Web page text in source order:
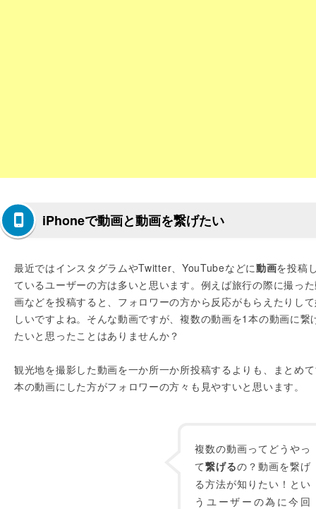
iPhoneで動画と動画を繋げたい
最近ではインスタグラムやTwitter、YouTubeなどに動画を投稿
ているユーザーの方は多いと思います。例えば旅行の際に撮っ
画などを投稿すると、フォロワーの方から反応がもらえたりし
しいですよね。そんな動画ですが、複数の動画を1本の動画に繋
たいと思ったことはありませんか？
観光地を撮影した動画を一か所一か所投稿するよりも、まとめ
本の動画にした方がフォロワーの方々も見やすいと思います。
複数の動画ってどうやっ
て繋げるの？動画を繋げ
る方法が知りたい！とい
うユーザーの為に今回